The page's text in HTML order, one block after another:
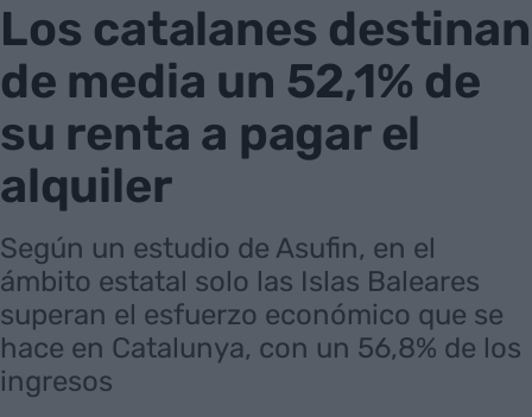
Los catalanes destinan
de media un 52,1% de
su renta a pagar el
alquiler
Según un estudio de Asufin, en el
ámbito estatal solo las Islas Baleares
superan el esfuerzo económico que se
hace en Catalunya, con un 56,8% de los
ingresos